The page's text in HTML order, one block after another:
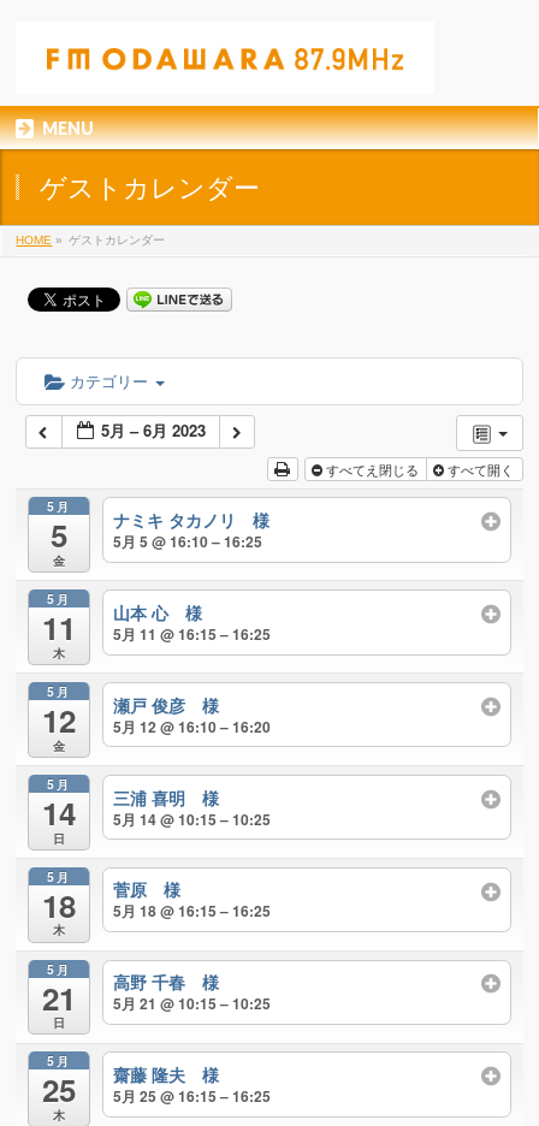
MENU
ゲストカレンダー
HOME » ゲストカレンダー
カテゴリー
5月 – 6月 2023
すべてえ閉じる すべて開く
5月
5
金
ナミキ タカノリ 様
5月 5 @ 16:10 – 16:25
5月
11
木
山本 心 様
5月 11 @ 16:15 – 16:25
5月
12
金
瀬戸 俊彦 様
5月 12 @ 16:10 – 16:20
5月
14
日
三浦 喜明 様
5月 14 @ 10:15 – 10:25
5月
18
木
菅原 様
5月 18 @ 16:15 – 16:25
5月
21
日
高野 千春 様
5月 21 @ 10:15 – 10:25
5月
25
木
齋藤 隆夫 様
5月 25 @ 16:15 – 16:25